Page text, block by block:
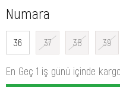
Numara
36 37 38 39
En Geç 1 iş günü içinde